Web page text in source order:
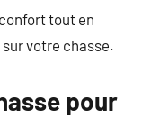
tout en
votre chasse.
pour